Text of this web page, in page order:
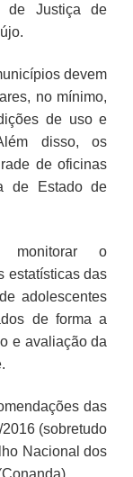
de Justiça de
devem
no mínimo,
de uso e
disso, os
de oficinas
de Estado de
monitorar o
estatísticas das
adolescentes
de forma a
e avaliação da
das
(sobretudo
Nacional dos